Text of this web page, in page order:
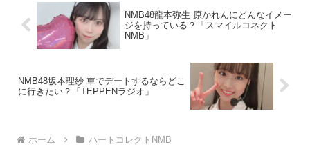
NMB48龍本弥生 原かれんにどんなイメー
ジを持っている？「スマイルコネクト
NMB」
NMB48坂本理紗 車でデートするならどこ
に行きたい？「TEPPENラジオ」
ホーム ハートコレクトNMB